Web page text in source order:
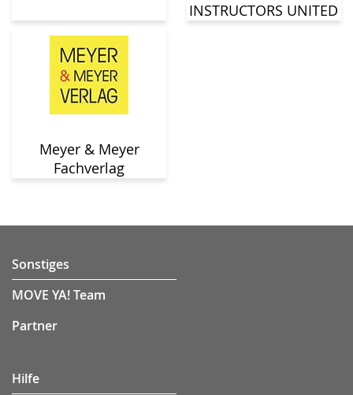
INSTRUCTORS UNITED
Meyer & Meyer
Fachverlag
Sonstiges
MOVE YA! Team
Partner
Hilfe